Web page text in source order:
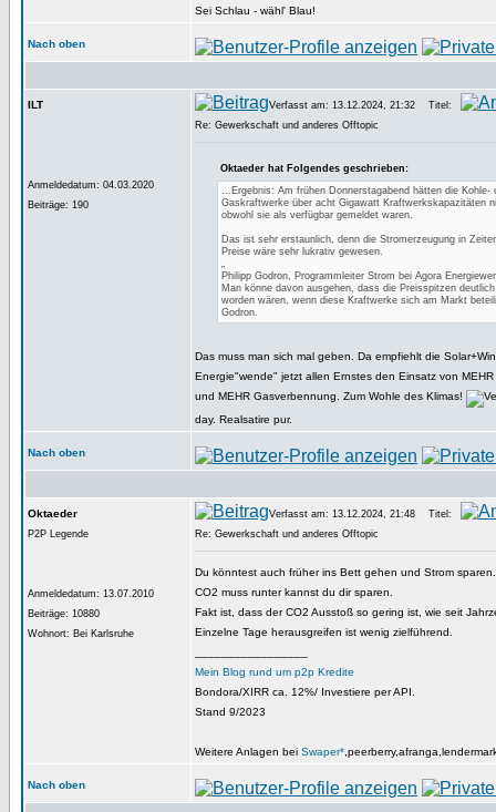
Sei Schlau - wähl' Blau!
Nach oben
ILT
Anmeldedatum: 04.03.2020
Beiträge: 190
Verfasst am: 13.12.2024, 21:32
Titel:
Re: Gewerkschaft und anderes Offtopic
Oktaeder hat Folgendes geschrieben:
...Ergebnis: Am frühen Donnerstagabend hätten die Kohle-
Gaskraftwerke über acht Gigawatt Kraftwerkskapazitäten
obwohl sie als verfügbar gemeldet waren.
Das ist sehr erstaunlich, denn die Stromerzeugung in
Preise wäre sehr lukrativ gewesen.
„
Philipp Godron, Programmleiter Strom bei Agora
Man könne davon ausgehen, dass die Preisspitzen
worden wären, wenn diese Kraftwerke sich am Markt
Godron.
Das muss man sich mal geben. Da empfiehlt die
Energie"wende" jetzt allen Ernstes den Einsatz von
und MEHR Gasverbennung. Zum Wohle des Klimas!
day. Realsatire pur.
Nach oben
Oktaeder
P2P Legende
Anmeldedatum: 13.07.2010
Beiträge: 10880
Wohnort: Bei Karlsruhe
Verfasst am: 13.12.2024, 21:48
Titel:
Re: Gewerkschaft und anderes Offtopic
Du könntest auch früher ins Bett gehen und Strom
CO2 muss runter kannst du dir sparen.
Fakt ist, dass der CO2 Ausstoß so gering ist, wie seit
Einzelne Tage herausgreifen ist wenig zielführend.
Mein Blog rund um p2p Kredite
Bondora/XIRR ca. 12%/ Investiere per API.
Stand 9/2023
Weitere Anlagen bei Swaper*
Nach oben